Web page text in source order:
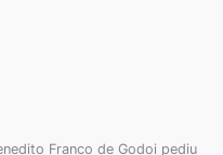
Franco de Godoi pediu